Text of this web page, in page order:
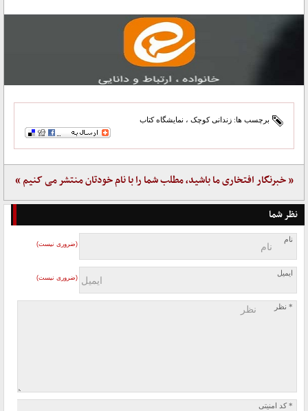
برچسب ها: زندانی کوچک ، نمایشگاه کتاب
« خبرنگار افتخاری ما باشید، مطلب شما را با نام خودتان منتشر می کنیم »
نظر شما
نام
(ضروری نیست)
ایمیل
(ضروری نیست)
* نظر
* کد امنیتی